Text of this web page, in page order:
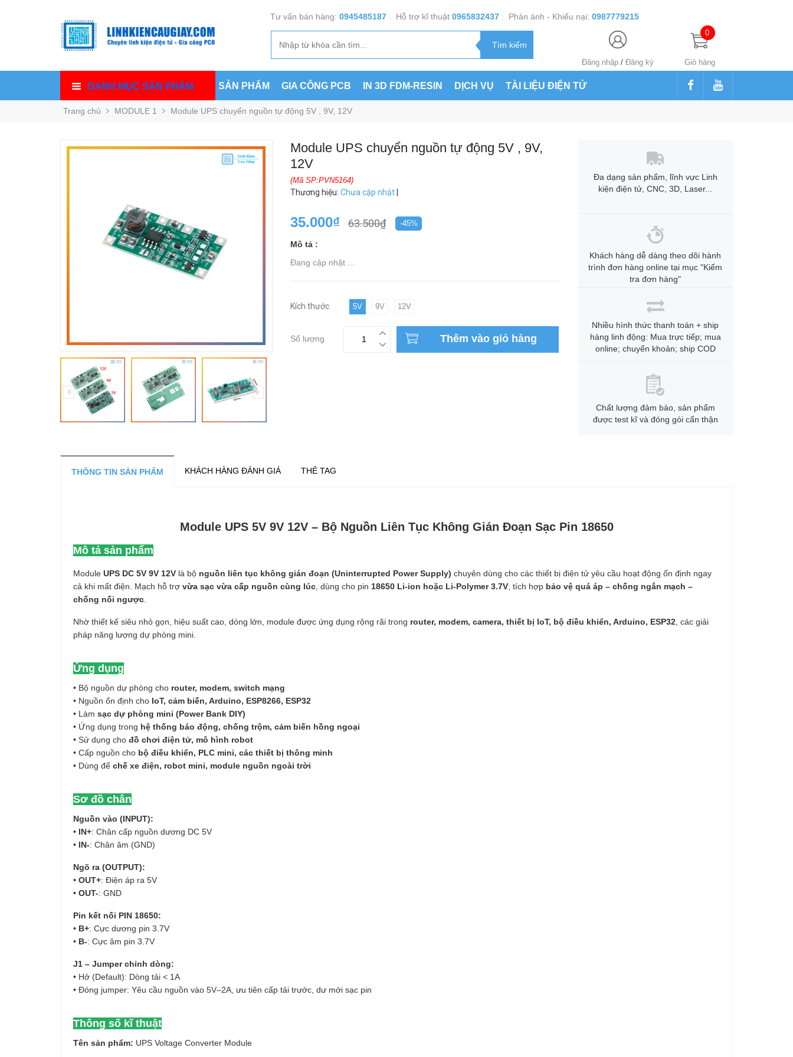
Tư vấn bán hàng: 0945485187| Hỗ trợ kĩ thuật 0965832437| Phản ánh - Khiếu nại: 0987779215
Đăng nhập/ Đăng ký Giỏ hàng
0
DANH MỤC SẢN PHẨM SẢN PHẨM GIA CÔNG PCB IN 3D FDM-RESIN DỊCH VỤ TÀI LIỆU ĐIỆN TỬ
Trang chủ MODULE 1 Module UPS chuyển nguồn tự động 5V , 9V, 12V
Module UPS chuyển nguồn tự động 5V , 9V,
12V
(Mã SP:PVN5164)
Thương hiệu: Chưa cập nhật
35.000₫ 63.500₫ -45%
Mô tả :
Đang cập nhật ...
Kích thước 5V 9V 12V
Số lượng Thêm vào giỏ hàng
Đa dạng sản phẩm, lĩnh vực Linh
kiện điện tử, CNC, 3D, Laser...
Khách hàng dễ dàng theo dõi hành
trình đơn hàng online tại mục "Kiểm
tra đơn hàng"
Nhiều hình thức thanh toán + ship
hàng linh động: Mua trực tiếp; mua
online; chuyển khoản; ship COD
Chất lượng đảm bảo, sản phẩm
được test kĩ và đóng gói cẩn thận
THÔNG TIN SẢN PHẨM KHÁCH HÀNG ĐÁNH GIÁ THẺ TAG
Module UPS 5V 9V 12V – Bộ Nguồn Liên Tục Không Gián Đoạn Sạc Pin 18650
Mô tả sản phẩm
Module UPS DC 5V 9V 12V là bộ nguồn liên tục không gián đoạn (Uninterrupted Power Supply) chuyên dùng cho các thiết bị điện tử yêu cầu hoạt động ổn định ngay
cả khi mất điện. Mạch hỗ trợ vừa sạc vừa cấp nguồn cùng lúc , dùng cho pin 18650 Li-ion hoặc Li-Polymer 3.7V , tích hợp bảo vệ quá áp – chống ngắn mạch –
chống nối ngược
Nhờ thiết kế siêu nhỏ gọn, hiệu suất cao, dòng lớn, module được ứng dụng rộng rãi trong router, modem, camera, thiết bị IoT, bộ điều khiển, Arduino, ESP32 , các giải
pháp năng lượng dự phòng mini.
Ứng dụng
• Bộ nguồn dự phòng cho router, modem, switch mạng
• Nguồn ổn định cho IoT, cảm biến, Arduino, ESP8266, ESP32
• Làm sạc dự phòng mini (Power Bank DIY)
• Ứng dụng trong hệ thống báo động, chống trộm, cảm biến hồng ngoại
• Sử dụng cho đồ chơi điện tử, mô hình robot
• Cấp nguồn cho bộ điều khiển, PLC mini, các thiết bị thông minh
• Dùng để chế xe điện, robot mini, module nguồn ngoài trời
Sơ đồ chân
Nguồn vào (INPUT):
• IN+: Chân cấp nguồn dương DC 5V
• IN-: Chân âm (GND)
Ngõ ra (OUTPUT):
• OUT+: Điện áp ra 5V
• OUT-: GND
Pin kết nối PIN 18650:
• B+: Cực dương pin 3.7V
• B-: Cực âm pin 3.7V
J1 – Jumper chỉnh dòng:
• Hở (Default): Dòng tải < 1A
• Đóng jumper: Yêu cầu nguồn vào 5V–2A, ưu tiên cấp tải trước, dư mới sạc pin
Thông số kĩ thuật
Tên sản phẩm: UPS Voltage Converter Module